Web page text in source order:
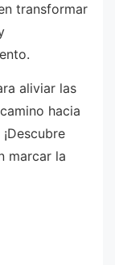
transformar
aliviar las
hacia
marcar la